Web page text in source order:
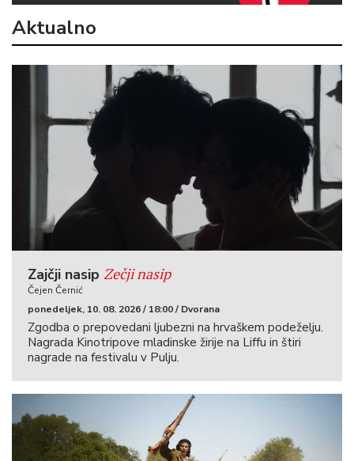
Aktualno
Zajčji nasip Zečji nasip
Čejen Černić
ponedeljek, 10. 08. 2026 / 18:00 / Dvorana
Zgodba o prepovedani ljubezni na hrvaškem podeželju.
Nagrada Kinotripove mladinske žirije na Liffu in štiri
nagrade na festivalu v Pulju.